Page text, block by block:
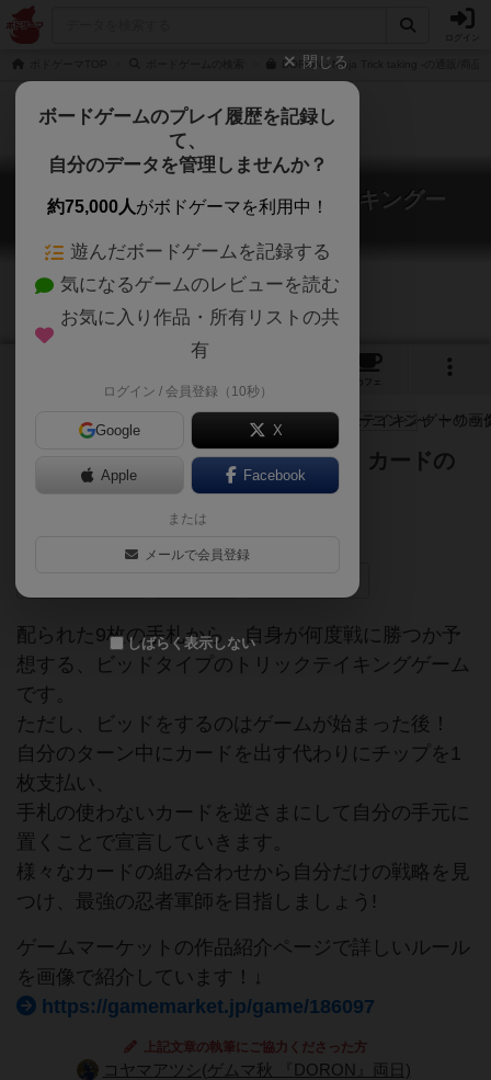
DORON - Ninja Trick taking -の通販/商品
どろんーニンジャ トリックテイキングー
DORON - Ninja Trick taking -
カフェ
不要な戦からは『どろん』と退散！カードの
組み合わせでビッドを操れ！
配られた9枚の手札から、自身が何度戦に勝つか予
想する、ビッドタイプのトリックテイキングゲーム
です。
ただし、ビッドをするのはゲームが始まった後！
自分のターン中にカードを出す代わりにチップを1
枚支払い、
手札の使わないカードを逆さまにして自分の手元に
置くことで宣言していきます。
様々なカードの組み合わせから自分だけの戦略を見
つけ、最強の忍者軍師を目指しましょう!
ゲームマーケットの作品紹介ページで詳しいルール
を画像で紹介しています！↓
https://gamemarket.jp/game/186097
上記文章の執筆にご協力くださった方
コヤマアツシ(ゲムマ秋 『DORON』両日)
閉じる
ボードゲームのプレイ履歴を記録し
て、
自分のデータを管理しませんか？
約75,000人がボドゲーマを利用中！
遊んだボードゲームを記録する
気になるゲームのレビューを読む
お気に入り作品・所有リストの共
有
ログイン / 会員登録（10秒）
Google X
Apple Facebook
または
メールで会員登録
しばらく表示しない